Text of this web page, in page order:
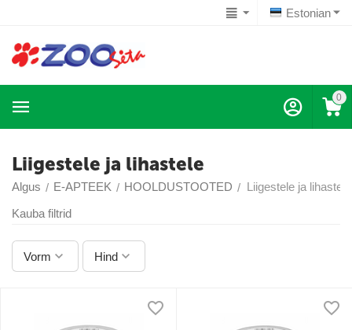
Estonian
0
Liigestele ja lihastele
Algus / E-APTEEK / HOOLDUSTOOTED / Liigestele ja lihastele
Kauba filtrid
Vorm Hind